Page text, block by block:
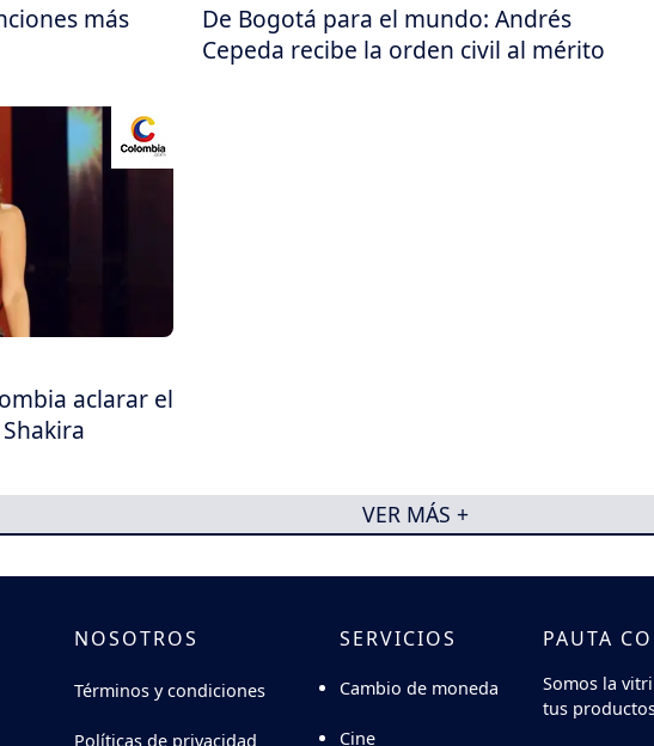
más
De Bogotá para el mundo: Andrés
Cepeda recibe la orden civil al mérito
aclarar el
VER MÁS +
NOSOTROS
Términos y condiciones
Políticas de privacidad
SERVICIOS
Cambio de moneda
Cine
PAUTA
Somos la
tus